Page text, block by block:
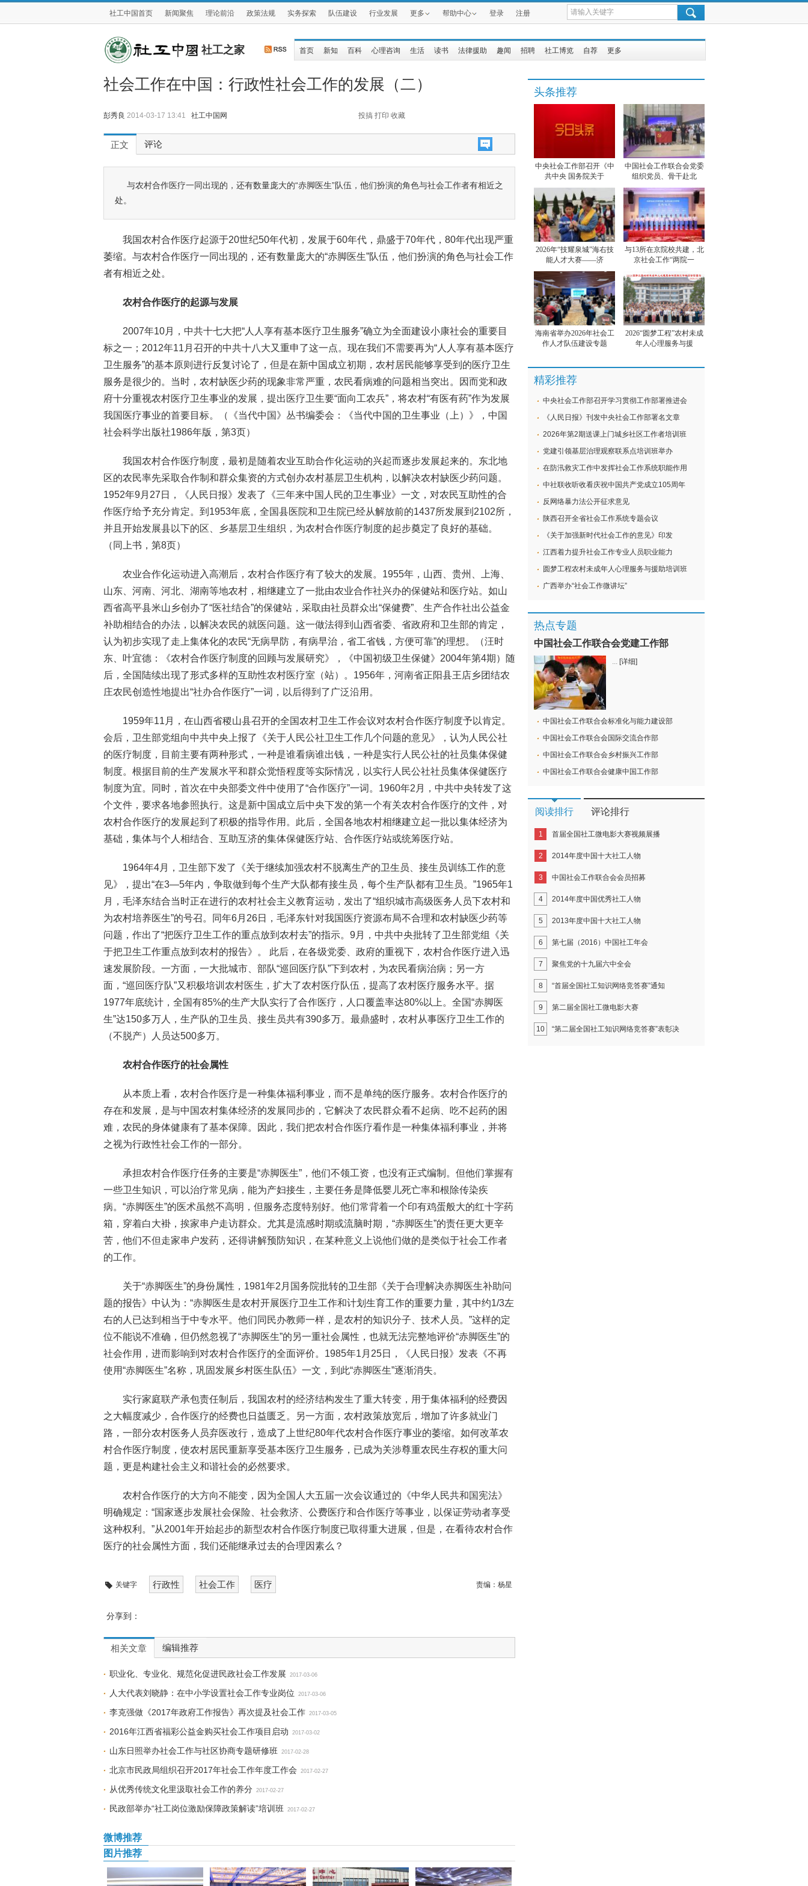
社工中国首页 新闻聚焦 理论前沿 政策法规 实务探索 队伍建设 行业发展 更多 帮助中心 登录 注册
社工之家 首页 新知 百科 心理咨询 生活 读书 法律援助 趣闻 招聘 社工博览 自荐 更多
社会工作在中国：行政性社会工作的发展（二）
彭秀良 2014-03-17 13:41 社工中国网 投搞 打印 收藏
正文 评论
与农村合作医疗一同出现的，还有数量庞大的“赤脚医生”队伍，他们扮演的角色与社会工作者有相近之
处。
我国农村合作医疗起源于20世纪50年代初，发展于60年代，鼎盛于70年代，80年代出现严重
萎缩。与农村合作医疗一同出现的，还有数量庞大的“赤脚医生”队伍，他们扮演的角色与社会工作
者有相近之处。
农村合作医疗的起源与发展
2007年10月，中共十七大把“人人享有基本医疗卫生服务”确立为全面建设小康社会的重要目
标之一；2012年11月召开的中共十八大又重申了这一点。现在我们不需要再为“人人享有基本医疗
卫生服务”的基本原则进行反复讨论了，但是在新中国成立初期，农村居民能够享受到的医疗卫生
服务是很少的。当时，农村缺医少药的现象非常严重，农民看病难的问题相当突出。因而党和政
府十分重视农村医疗卫生事业的发展，提出医疗卫生要“面向工农兵”，将农村“有医有药”作为发展
我国医疗事业的首要目标。（《当代中国》丛书编委会：《当代中国的卫生事业（上）》，中国
社会科学出版社1986年版，第3页）
我国农村合作医疗制度，最初是随着农业互助合作化运动的兴起而逐步发展起来的。东北地
区的农民率先采取合作制和群众集资的方式创办农村基层卫生机构，以解决农村缺医少药问题。
1952年9月27日，《人民日报》发表了《三年来中国人民的卫生事业》一文，对农民互助性的合
作医疗给予充分肯定。到1953年底，全国县医院和卫生院已经从解放前的1437所发展到2102所，
并且开始发展县以下的区、乡基层卫生组织，为农村合作医疗制度的起步奠定了良好的基础。
（同上书，第8页）
农业合作化运动进入高潮后，农村合作医疗有了较大的发展。1955年，山西、贵州、上海、
山东、河南、河北、湖南等地农村，相继建立了一批由农业合作社兴办的保健站和医疗站。如山
西省高平县米山乡创办了“医社结合”的保健站，采取由社员群众出“保健费”、生产合作社出公益金
补助相结合的办法，以解决农民的就医问题。这一做法得到山西省委、省政府和卫生部的肯定，
认为初步实现了走上集体化的农民“无病早防，有病早治，省工省钱，方便可靠”的理想。（汪时
东、叶宜德：《农村合作医疗制度的回顾与发展研究》，《中国初级卫生保健》2004年第4期）随
后，全国陆续出现了形式多样的互助性农村医疗室（站）。1956年，河南省正阳县王店乡团结农
庄农民创造性地提出“社办合作医疗”一词，以后得到了广泛沿用。
1959年11月，在山西省稷山县召开的全国农村卫生工作会议对农村合作医疗制度予以肯定。
会后，卫生部党组向中共中央上报了《关于人民公社卫生工作几个问题的意见》，认为人民公社
的医疗制度，目前主要有两种形式，一种是谁看病谁出钱，一种是实行人民公社的社员集体保健
制度。根据目前的生产发展水平和群众觉悟程度等实际情况，以实行人民公社社员集体保健医疗
制度为宜。同时，首次在中央部委文件中使用了“合作医疗”一词。1960年2月，中共中央转发了这
个文件，要求各地参照执行。这是新中国成立后中央下发的第一个有关农村合作医疗的文件，对
农村合作医疗的发展起到了积极的指导作用。此后，全国各地农村相继建立起一批以集体经济为
基础，集体与个人相结合、互助互济的集体保健医疗站、合作医疗站或统筹医疗站。
1964年4月，卫生部下发了《关于继续加强农村不脱离生产的卫生员、接生员训练工作的意
见》，提出“在3—5年内，争取做到每个生产大队都有接生员，每个生产队都有卫生员。”1965年1
月，毛泽东结合当时正在进行的农村社会主义教育运动，发出了“组织城市高级医务人员下农村和
为农村培养医生”的号召。同年6月26日，毛泽东针对我国医疗资源布局不合理和农村缺医少药等
问题，作出了“把医疗卫生工作的重点放到农村去”的指示。9月，中共中央批转了卫生部党组《关
于把卫生工作重点放到农村的报告》。 此后，在各级党委、政府的重视下，农村合作医疗进入迅
速发展阶段。一方面，一大批城市、部队“巡回医疗队”下到农村，为农民看病治病；另一方
面，“巡回医疗队”又积极培训农村医生，扩大了农村医疗队伍，提高了农村医疗服务水平。据
1977年底统计，全国有85%的生产大队实行了合作医疗，人口覆盖率达80%以上。全国“赤脚医
生”达150多万人，生产队的卫生员、接生员共有390多万。最鼎盛时，农村从事医疗卫生工作的
（不脱产）人员达500多万。
农村合作医疗的社会属性
从本质上看，农村合作医疗是一种集体福利事业，而不是单纯的医疗服务。农村合作医疗的
存在和发展，是与中国农村集体经济的发展同步的，它解决了农民群众看不起病、吃不起药的困
难，农民的身体健康有了基本保障。因此，我们把农村合作医疗看作是一种集体福利事业，并将
之视为行政性社会工作的一部分。
承担农村合作医疗任务的主要是“赤脚医生”，他们不领工资，也没有正式编制。但他们掌握有
一些卫生知识，可以治疗常见病，能为产妇接生，主要任务是降低婴儿死亡率和根除传染疾
病。“赤脚医生”的医术虽然不高明，但服务态度特别好。他们常背着一个印有鸡蛋般大的红十字药
箱，穿着白大褂，挨家串户走访群众。尤其是流感时期或流脑时期，“赤脚医生”的责任更大更辛
苦，他们不但走家串户发药，还得讲解预防知识，在某种意义上说他们做的是类似于社会工作者
的工作。
关于“赤脚医生”的身份属性，1981年2月国务院批转的卫生部《关于合理解决赤脚医生补助问
题的报告》中认为：“赤脚医生是农村开展医疗卫生工作和计划生育工作的重要力量，其中约1/3左
右的人已达到相当于中专水平。他们同民办教师一样，是农村的知识分子、技术人员。”这样的定
位不能说不准确，但仍然忽视了“赤脚医生”的另一重社会属性，也就无法完整地评价“赤脚医生”的
社会作用，进而影响到对农村合作医疗的全面评价。1985年1月25日，《人民日报》发表《不再
使用“赤脚医生”名称，巩固发展乡村医生队伍》一文，到此“赤脚医生”逐渐消失。
实行家庭联产承包责任制后，我国农村的经济结构发生了重大转变，用于集体福利的经费因
之大幅度减少，合作医疗的经费也日益匮乏。另一方面，农村政策放宽后，增加了许多就业门
路，一部分农村医务人员弃医改行，造成了上世纪80年代农村合作医疗事业的萎缩。如何改革农
村合作医疗制度，使农村居民重新享受基本医疗卫生服务，已成为关涉尊重农民生存权的重大问
题，更是构建社会主义和谐社会的必然要求。
农村合作医疗的大方向不能变，因为全国人大五届一次会议通过的《中华人民共和国宪法》
明确规定：“国家逐步发展社会保险、社会救济、公费医疗和合作医疗等事业，以保证劳动者享受
这种权利。”从2001年开始起步的新型农村合作医疗制度已取得重大进展，但是，在看待农村合作
医疗的社会属性方面，我们还能继承过去的合理因素么？
关键字 行政性 社会工作 医疗 责编： 杨星
分享到：
相关文章 编辑推荐
职业化、专业化、规范化促进民政社会工作发展 2017-03-06
人大代表刘晓静：在中小学设置社会工作专业岗位 2017-03-06
李克强做《2017年政府工作报告》再次提及社会工作 2017-03-05
2016年江西省福彩公益金购买社会工作项目启动 2017-03-02
山东日照举办社会工作与社区协商专题研修班 2017-02-28
北京市民政局组织召开2017年社会工作年度工作会 2017-02-27
从优秀传统文化里汲取社会工作的养分 2017-02-27
民政部举办“社工岗位激励保障政策解读”培训班 2017-02-27
微博推荐
图片推荐
头条推荐
中央社会工作部召开《中
共中央 国务院关于
中国社会工作联合会党委
组织党员、骨干赴北
2026年“技耀泉城”海右技
能人才大赛——济
与13所在京院校共建，北
京社会工作“两院一
海南省举办2026年社会工
作人才队伍建设专题
2026“圆梦工程”农村未成
年人心理服务与援
精彩推荐
中央社会工作部召开学习贯彻工作部署推进会
《人民日报》刊发中央社会工作部署名文章
2026年第2期送课上门城乡社区工作者培训班
党建引领基层治理观察联系点培训班举办
在防汛救灾工作中发挥社会工作系统职能作用
中社联收听收看庆祝中国共产党成立105周年
反网络暴力法公开征求意见
陕西召开全省社会工作系统专题会议
《关于加强新时代社会工作的意见》印发
江西着力提升社会工作专业人员职业能力
圆梦工程农村未成年人心理服务与援助培训班
广西举办“社会工作微讲坛”
热点专题
中国社会工作联合会党建工作部
... [详细]
中国社会工作联合会标准化与能力建设部
中国社会工作联合会国际交流合作部
中国社会工作联合会乡村振兴工作部
中国社会工作联合会健康中国工作部
阅读排行 评论排行
1 首届全国社工微电影大赛视频展播
2 2014年度中国十大社工人物
3 中国社会工作联合会会员招募
4 2014年度中国优秀社工人物
5 2013年度中国十大社工人物
6 第七届（2016）中国社工年会
7 聚焦党的十九届六中全会
8 “首届全国社工知识网络竞答赛”通知
9 第二届全国社工微电影大赛
10 “第二届全国社工知识网络竞答赛”表彰决